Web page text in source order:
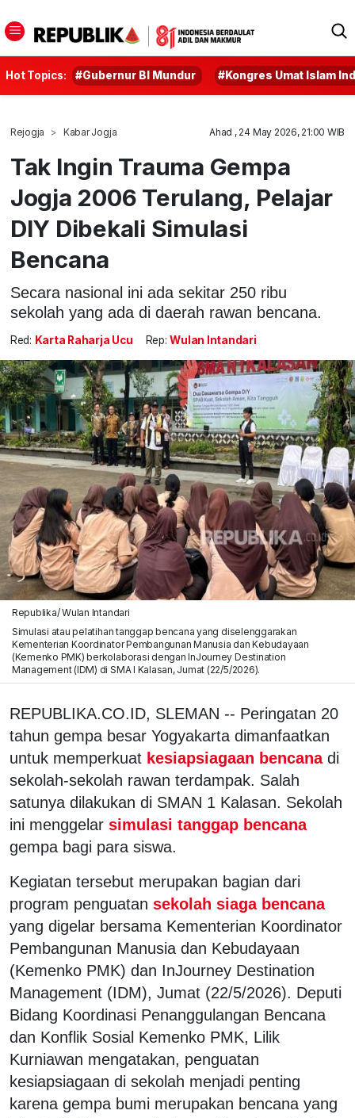
Hot Topics: #Gubernur BI Mundur #Kongres Umat Islam
Rejogja Kabar Jogja Ahad , 24 May 2026, 21:00 WIB
Tak Ingin Trauma Gempa
Jogja 2006 Terulang, Pelajar
DIY Dibekali Simulasi
Bencana
Secara nasional ini ada sekitar 250 ribu
sekolah yang ada di daerah rawan bencana.
Red: Karta Raharja Ucu Rep: Wulan Intandari
Republika/ Wulan Intandari
Simulasi atau pelatihan tanggap bencana yang diselenggarakan
Kementerian Koordinator Pembangunan Manusia dan Kebudayaan
(Kemenko PMK) berkolaborasi dengan InJourney Destination
Management (IDM) di SMA I Kalasan, Jumat (22/5/2026).
REPUBLIKA.CO.ID, SLEMAN -- Peringatan 20
tahun gempa besar Yogyakarta dimanfaatkan
untuk memperkuat kesiapsiagaan bencana di
sekolah-sekolah rawan terdampak. Salah
satunya dilakukan di SMAN 1 Kalasan. Sekolah
ini menggelar simulasi tanggap bencana
gempa bagi para siswa.
Kegiatan tersebut merupakan bagian dari
program penguatan sekolah siaga bencana
yang digelar bersama Kementerian Koordinator
Pembangunan Manusia dan Kebudayaan
(Kemenko PMK) dan InJourney Destination
Management (IDM), Jumat (22/5/2026). Deputi
Bidang Koordinasi Penanggulangan Bencana
dan Konflik Sosial Kemenko PMK, Lilik
Kurniawan mengatakan, penguatan
kesiapsiagaan di sekolah menjadi penting
karena gempa bumi merupakan bencana yang